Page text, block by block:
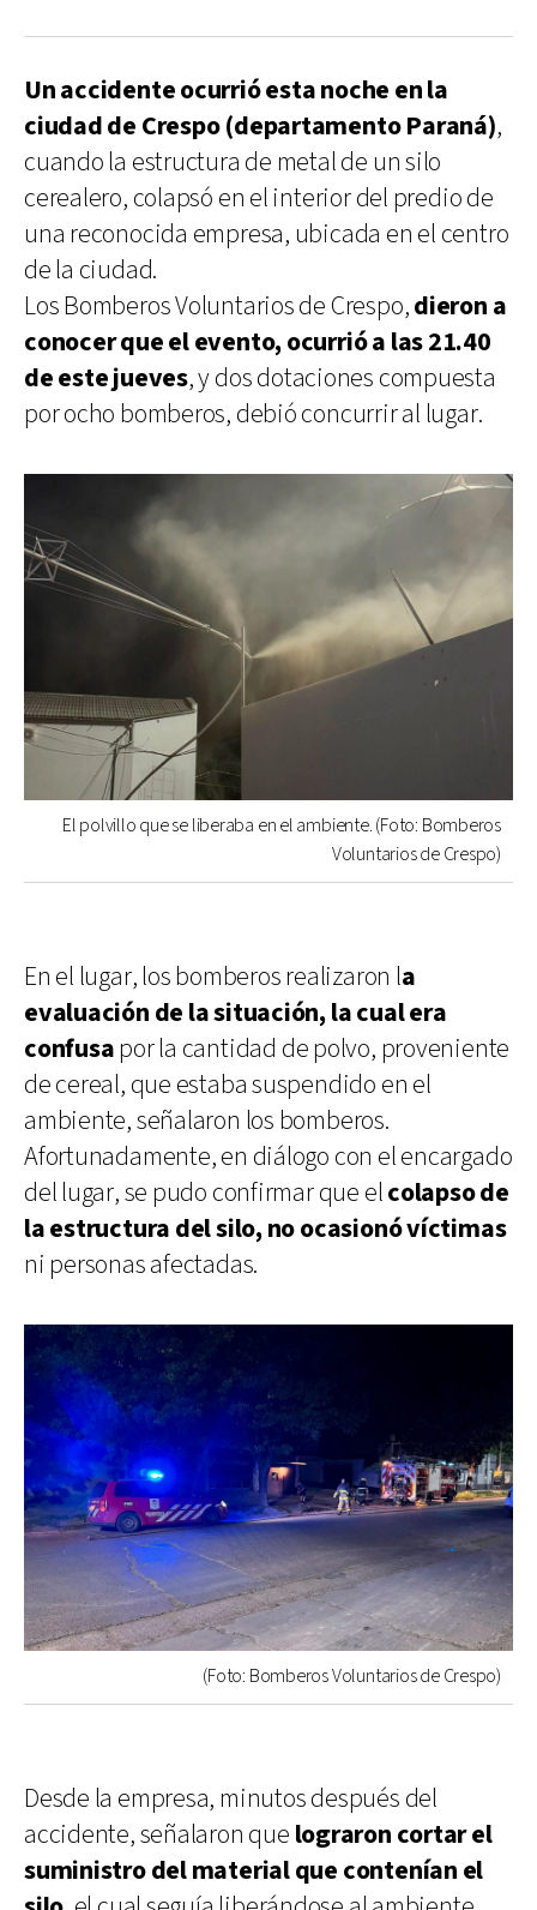
Un accidente ocurrió esta noche en la
ciudad de Crespo (departamento Paraná),
cuando la estructura de metal de un silo
cerealero, colapsó en el interior del predio de
una reconocida empresa, ubicada en el centro
de la ciudad.
Los Bomberos Voluntarios de Crespo,dieron a
conocer que el evento, ocurrió a las 21.40
de este jueves, y dos dotaciones compuesta
por ocho bomberos, debió concurrir al lugar.
El polvillo que se liberaba en el ambiente. (Foto: Bomberos
Voluntarios de Crespo)
En el lugar, los bomberos realizaron la
evaluación de la situación, la cual era
confusapor la cantidad de polvo, proveniente
de cereal, que estaba suspendido en el
ambiente, señalaron los bomberos.
Afortunadamente, en diálogo con el encargado
del lugar, se pudo confirmar que elcolapso de
la estructura del silo, no ocasionó víctimas
ni personas afectadas.
(Foto: Bomberos Voluntarios de Crespo)
Desde la empresa, minutos después del
accidente, señalaron que lograron cortar el
suministro del material que contenían el